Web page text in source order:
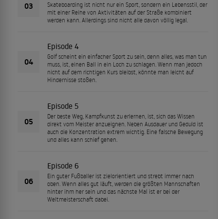
03
Skateboarding ist nicht nur ein Sport, sondern ein Lebensstil, der
mit einer Reihe von Aktivitäten auf der Straße kombiniert
werden kann. Allerdings sind nicht alle davon völlig legal.
04
Episode 4
Golf scheint ein einfacher Sport zu sein, denn alles, was man tun
muss, ist, einen Ball in ein Loch zu schlagen. Wenn man jedoch
nicht auf dem richtigen Kurs bleibst, könnte man leicht auf
Hindernisse stoßen.
05
Episode 5
Der beste Weg, Kampfkunst zu erlernen, ist, sich das Wissen
direkt vom Meister anzueignen. Neben Ausdauer und Geduld ist
auch die Konzentration extrem wichtig. Eine falsche Bewegung
und alles kann schief gehen.
06
Episode 6
Ein guter Fußballer ist zielorientiert und strebt immer nach
oben. Wenn alles gut läuft, werden die größten Mannschaften
hinter ihm her sein und das nächste Mal ist er bei der
Weltmeisterschaft dabei.